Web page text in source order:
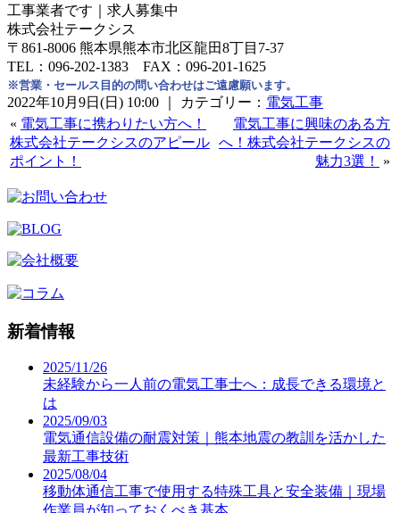
工事業者です｜求人募集中
株式会社テークシス
〒861-8006 熊本県熊本市北区龍田8丁目7-37
TEL：096-202-1383 FAX：096-201-1625
※営業・セールス目的の問い合わせはご遠慮願います。
2022年10月9日(日) 10:00 ｜ カテゴリー： 電気工事
« 電気工事に携わりたい方へ！
株式会社テークシスのアピール
ポイント！
電気工事に興味のある方
へ！株式会社テークシスの
魅力3選！
»
新着情報
2025/11/26
未経験から一人前の電気工事士へ：成長できる環境と
は
2025/09/03
電気通信設備の耐震対策｜熊本地震の教訓を活かした
最新工事技術
2025/08/04
移動体通信工事で使用する特殊工具と安全装備｜現場